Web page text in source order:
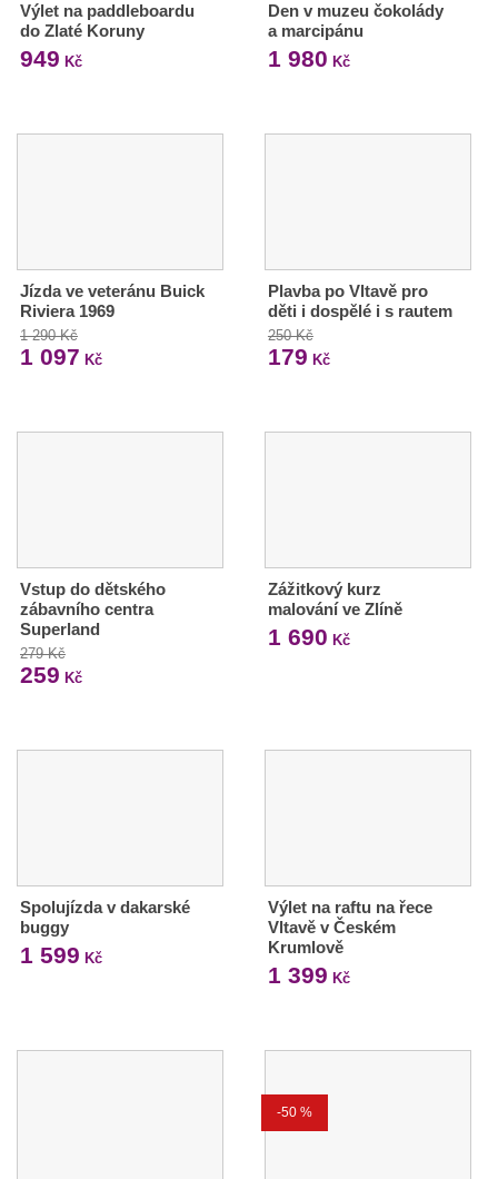
Výlet na paddleboardu
do Zlaté Koruny
949 Kč
Den v muzeu čokolády
a marcipánu
1 980 Kč
Jízda ve veteránu Buick
Riviera 1969
1 290 Kč
1 097 Kč
Plavba po Vltavě pro
děti i dospělé i s rautem
250 Kč
179 Kč
Vstup do dětského
zábavního centra
Superland
279 Kč
259 Kč
Zážitkový kurz
malování ve Zlíně
1 690 Kč
Spolujízda v dakarské
buggy
1 599 Kč
Výlet na raftu na řece
Vltavě v Českém
Krumlově
1 399 Kč
-50 %